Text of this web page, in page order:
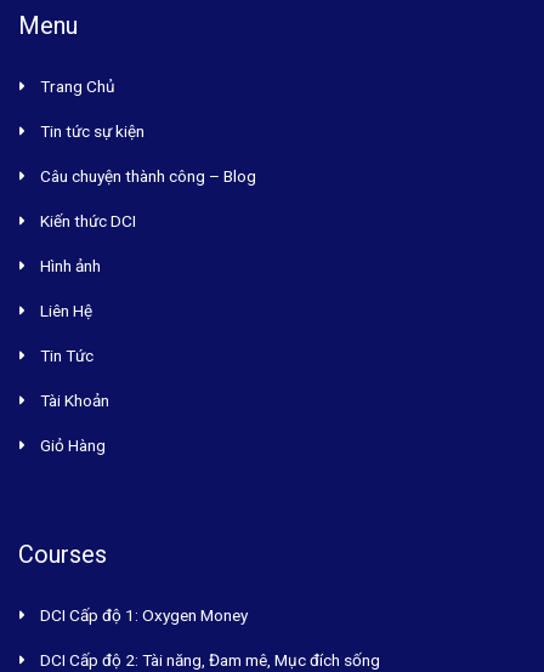
Menu
Trang Chủ
Tin tức sự kiện
Câu chuyện thành công – Blog
Kiến thức DCI
Hình ảnh
Liên Hệ
Tin Tức
Tài Khoản
Giỏ Hàng
Courses
DCI Cấp độ 1: Oxygen Money
DCI Cấp độ 2: Tài năng, Đam mê, Mục đích sống